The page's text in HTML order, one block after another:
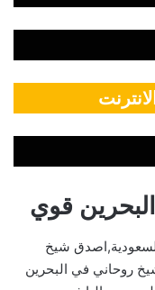
قوي
شيخ
روحاني في البحرين